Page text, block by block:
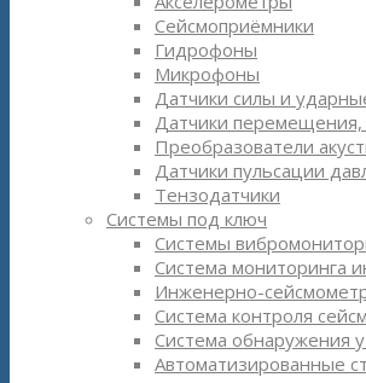
Сейсмоприёмники
Гидрофоны
Микрофоны
Датчики силы и
Датчики
Преобразователи
Датчики пульсации
Тензодатчики
Системы под ключ
Системы
Система мониторинга
Инженерно-
Система контроля
Система обнаружения
Автоматизированные